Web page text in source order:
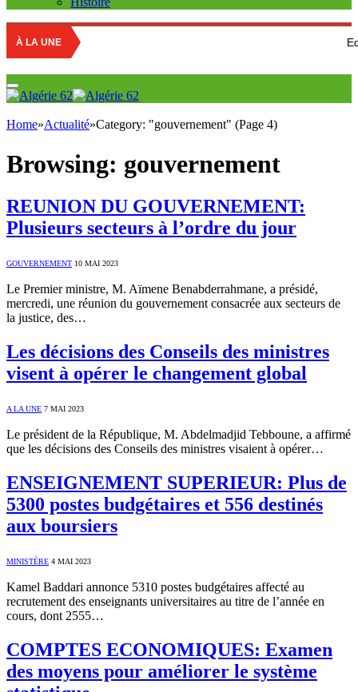
À LA UNE Education
Home»Actualité»Category: "gouvernement" (Page 4)
Browsing: gouvernement
REUNION DU GOUVERNEMENT:
Plusieurs secteurs à l’ordre du jour
GOUVERNEMENT 10 MAI 2023
Le Premier ministre, M. Aïmene Benabderrahmane, a présidé,
mercredi, une réunion du gouvernement consacrée aux secteurs de
la justice, des…
Les décisions des Conseils des ministres
visent à opérer le changement global
A LA UNE 7 MAI 2023
Le président de la République, M. Abdelmadjid Tebboune, a affirmé
que les décisions des Conseils des ministres visaient à opérer…
ENSEIGNEMENT SUPERIEUR: Plus de
5300 postes budgétaires et 556 destinés
aux boursiers
MINISTÈRE 4 MAI 2023
Kamel Baddari annonce 5310 postes budgétaires affecté au
recrutement des enseignants universitaires au titre de l’année en
cours, dont 2555…
COMPTES ECONOMIQUES: Examen
des moyens pour améliorer le système